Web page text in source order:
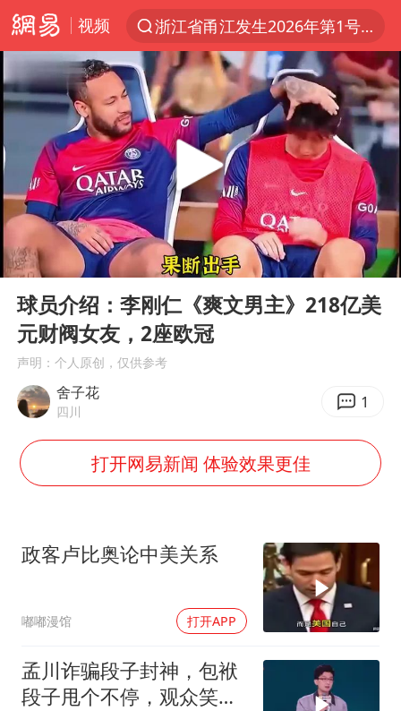
视频
浙江省甬江发生2026年第1号洪水
夏日经济乘热而上 消费市场向新而行
白海豚对华东华北影响会大于巴威
王传君 《披荆斩棘》
哈马斯称坚持加沙停火协议路线图
于东来回应胖东来近25年老店年底关闭
独闯南太行的失联女生最后轨迹已确认
美将每月供乌爱国者拦截导弹
国足U17与阿森纳决赛取消 并列冠军
上门女婿出轨女邻居多年被判重婚罪
上海全力守护市民“菜篮子”
以军士兵把枪口对准中国记者
猫咪过火把节被抹成黑猫
BLG经理辟谣Bin离队
曹颖儿子首次演长剧
Play
00:00 03:17
球员介绍：李刚仁《爽文男主》218亿美
元财阀女友，2座欧冠
声明：个人原创，仅供参考
舍子花
四川 1
打开网易新闻 体验效果更佳
政客卢比奥论中美关系
嘟嘟漫馆 打开APP
孟川诈骗段子封神，包袱
段子甩个不停，观众笑到